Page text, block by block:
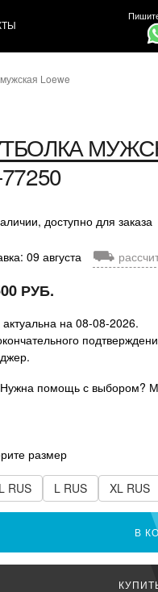
Loewe
доступно для заказа
09 августа ⛟
РУБ.
на 08-08-2026.
Нужна помощь с выбором?
размер
RUS L RUS XL RUS
В